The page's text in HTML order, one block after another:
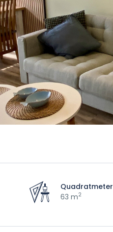
Quadratmeter
63 m2